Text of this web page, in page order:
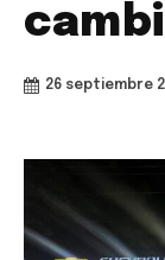
26 septiembre